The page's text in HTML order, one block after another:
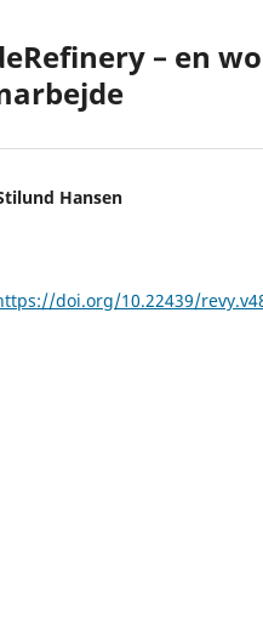
– en
Hansen
doi.org/10.22439/